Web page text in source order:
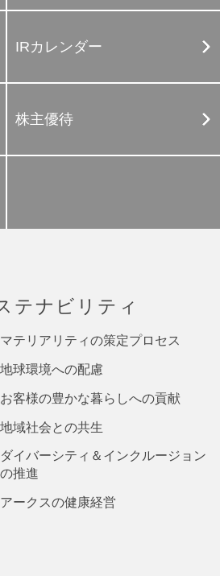
IRカレンダー
株主優待
テナビリティ
マテリアリティの策定プロセス
地球環境への配慮
お客様の豊かな暮らしへの貢献
地域社会との共生
ダイバーシティ＆インクルージョン
の推進
アークスの健康経営